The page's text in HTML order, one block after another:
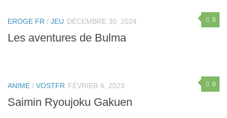
0
EROGE FR / JEU DÉCEMBRE 30, 2024
Les aventures de Bulma
0
ANIME / VOSTFR FÉVRIER 6, 2023
Saimin Ryoujoku Gakuen